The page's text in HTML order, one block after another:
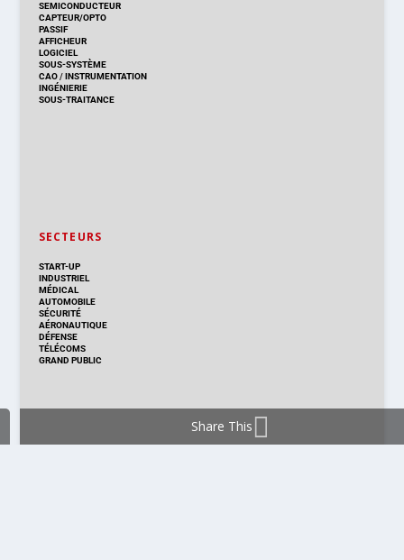
SEMICONDUCTEUR
CAPTEUR/OPTO
PASSIF
AFFICHEUR
LOGICIEL
SOUS-SYSTÈME
CAO/INSTRUMENTATION
INGÉNIERIE
SOUS-TRAITANCE
SECTEURS
START-UP
INDUSTRIEL
MÉDICAL
AUTOMOBILE
SÉCURITÉ
AÉRONAUTIQUE
DÉFENSE
TÉLÉCOMS
GRAND PUBLIC
Share This